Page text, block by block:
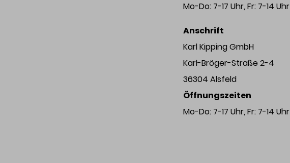
Mo-Do: 7-17 Uhr, Fr: 7-14 Uhr
Anschrift
Karl Kipping GmbH
Karl-Bröger-Straße 2-4
36304 Alsfeld
Öffnungszeiten
Mo-Do: 7-17 Uhr, Fr: 7-14 Uhr